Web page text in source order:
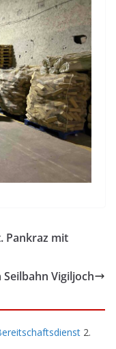
Pankraz mit
Vigiljoch
2.